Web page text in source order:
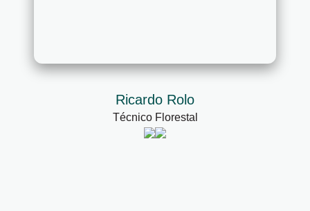
Ricardo Rolo
Técnico Florestal